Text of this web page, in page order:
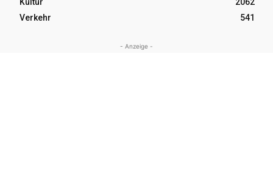
Verkehr
541
- Anzeige -